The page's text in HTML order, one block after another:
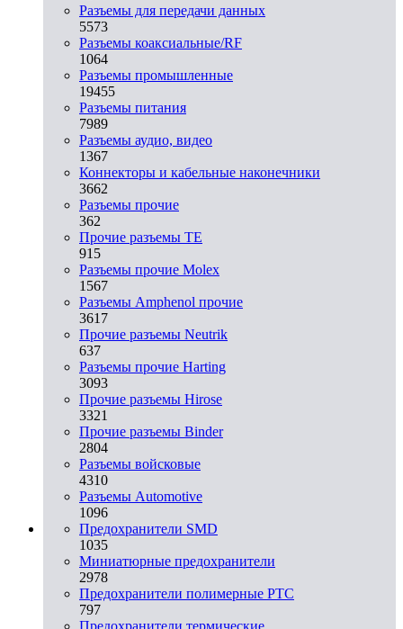
Разъeмы для передачи данных
5573
Разъeмы коаксиальные/RF
1064
Разъeмы промышленные
19455
Разъeмы питания
7989
Разъeмы аудио, видео
1367
Коннекторы и кабельные наконечники
3662
Разъeмы прочие
362
Прочие разъемы TE
915
Разъемы прочие Molex
1567
Разъемы Amphenol прочие
3617
Прочие разъемы Neutrik
637
Разъемы прочие Harting
3093
Прочие разъемы Hirose
3321
Прочие разъемы Binder
2804
Разъемы войсковые
4310
Разъeмы Automotive
1096
Предохранители SMD
1035
Миниатюрные предохранители
2978
Предохранители полимерные PTC
797
Предохранители термические